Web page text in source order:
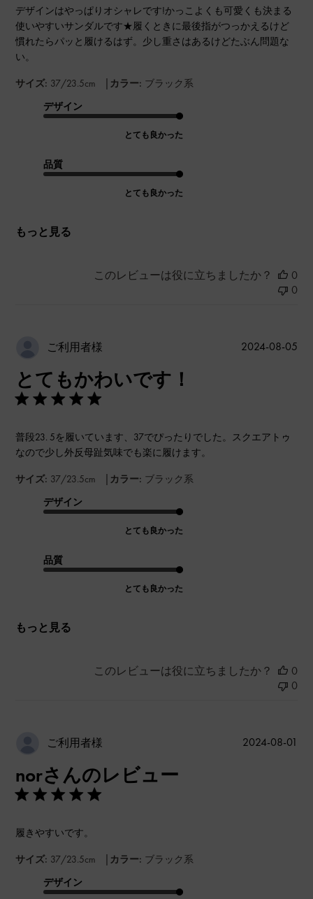
デザインはやっぱりオシャレです!かっこよくも可愛くも決まる
使いやすいサンダルです★履くときに最後指がつっかえるけど
慣れたらパッと履けるはず。少し重さはあるけどたぶん問題な
い。
サイズ: 37/23.5cm | カラー: ブラック系
デザイン
とても良かった
品質
とても良かった
もっと見る
このレビューは役に立ちましたか？
0
0
ご利用者様
とてもかわいです！
普段23. 5を履いています、37でぴったりでした。スクエアトゥ
なので少し外反母趾気味でも楽に履けます。
サイズ: 37/23.5cm | カラー: ブラック系
デザイン
とても良かった
品質
とても良かった
もっと見る
公
2024-08-05
このレビューは役に立ちましたか？
0
0
ご利用者様
norさんのレビュー
履きやすいです。
サイズ: 37/23.5cm | カラー: ブラック系
デザイン
2024-08-01